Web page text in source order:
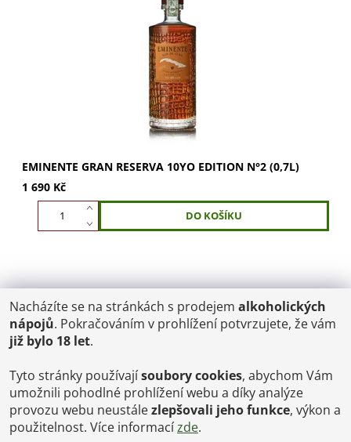
Eminente Gran Reserva Edition N°2 – desetiletý kubánský
rum vyrobený ze směsi bílého rumu a aguardiente.
Dozrával v sudech z po víně...
EMINENTE GRAN RESERVA 10YO EDITION N°2 (0,7L)
1 690 Kč
POŠTOVNÉ
ČR: od 95,-
SK: 350,-
€ = 24,00 CZK
Dopravy a Platby
Jsme internetový obchod, osobní odběr není možný.
Nacházíte se na stránkách s prodejem alkoholických
nápojů. Pokračováním v prohlížení potvrzujete, že vám
již bylo 18 let.
Tyto stránky používajísoubory cookies, abychom Vám
umožnili pohodlné prohlížení webu a díky analýze
provozu webu neustálezlepšovali jeho funkce, výkon a
použitelnost. Více informacízde.